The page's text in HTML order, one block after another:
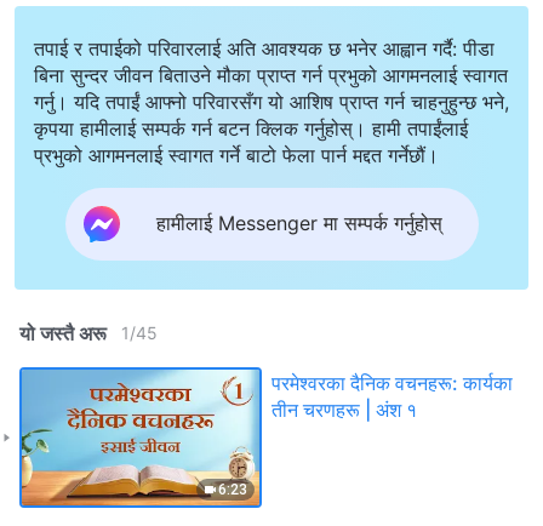
तपाई र तपाईको परिवारलाई अति आवश्यक छ भनेर आह्वान गर्दै: पीडा
बिना सुन्दर जीवन बिताउने मौका प्राप्त गर्न प्रभुको आगमनलाई स्वागत
गर्नु। यदि तपाईं आफ्नो परिवारसँग यो आशिष प्राप्त गर्न चाहनुहुन्छ भने,
कृपया हामीलाई सम्पर्क गर्न बटन क्लिक गर्नुहोस्। हामी तपाईंलाई
प्रभुको आगमनलाई स्वागत गर्ने बाटो फेला पार्न मद्दत गर्नेछौं।
हामीलाई Messenger मा सम्पर्क गर्नुहोस्
यो जस्तै अरू 1/45
6:23
परमेश्‍वरका दैनिक वचनहरू: कार्यका
तीन चरणहरू | अंश १